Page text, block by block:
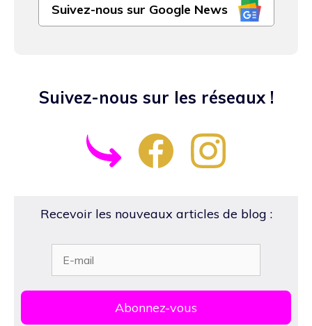
Suivez-nous sur Google News
Suivez-nous sur les réseaux !
Recevoir les nouveaux articles de blog :